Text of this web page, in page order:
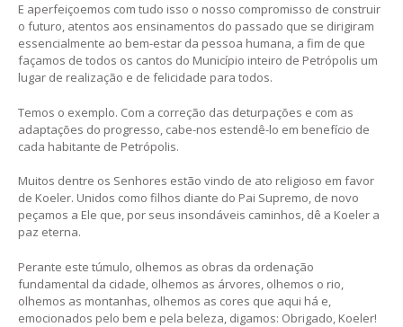
E aperfeiçoemos com tudo isso o nosso compromisso de construir
o futuro, atentos aos ensinamentos do passado que se dirigiram
essencialmente ao bem-estar da pessoa humana, a fim de que
façamos de todos os cantos do Município inteiro de Petrópolis um
lugar de realização e de felicidade para todos.
Temos o exemplo. Com a correção das deturpações e com as
adaptações do progresso, cabe-nos estendê-lo em benefício de
cada habitante de Petrópolis.
Muitos dentre os Senhores estão vindo de ato religioso em favor
de Koeler. Unidos como filhos diante do Pai Supremo, de novo
peçamos a Ele que, por seus insondáveis caminhos, dê a Koeler a
paz eterna.
Perante este túmulo, olhemos as obras da ordenação
fundamental da cidade, olhemos as árvores, olhemos o rio,
olhemos as montanhas, olhemos as cores que aqui há e,
emocionados pelo bem e pela beleza, digamos: Obrigado, Koeler!